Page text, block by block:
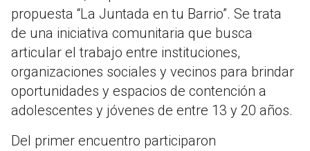
propuesta “La Juntada en tu Barrio”. Se trata
de una iniciativa comunitaria que busca
articular el trabajo entre instituciones,
organizaciones sociales y vecinos para brindar
oportunidades y espacios de contención a
adolescentes y jóvenes de entre 13 y 20 años.
Del primer encuentro participaron